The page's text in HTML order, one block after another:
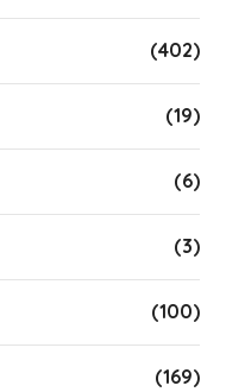
(402)
(19)
(6)
(3)
(100)
(169)